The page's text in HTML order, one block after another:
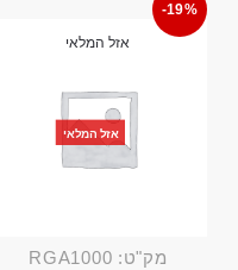
-19%
אזל המלאי
אזל המלאי
מק"ט: RGA1000